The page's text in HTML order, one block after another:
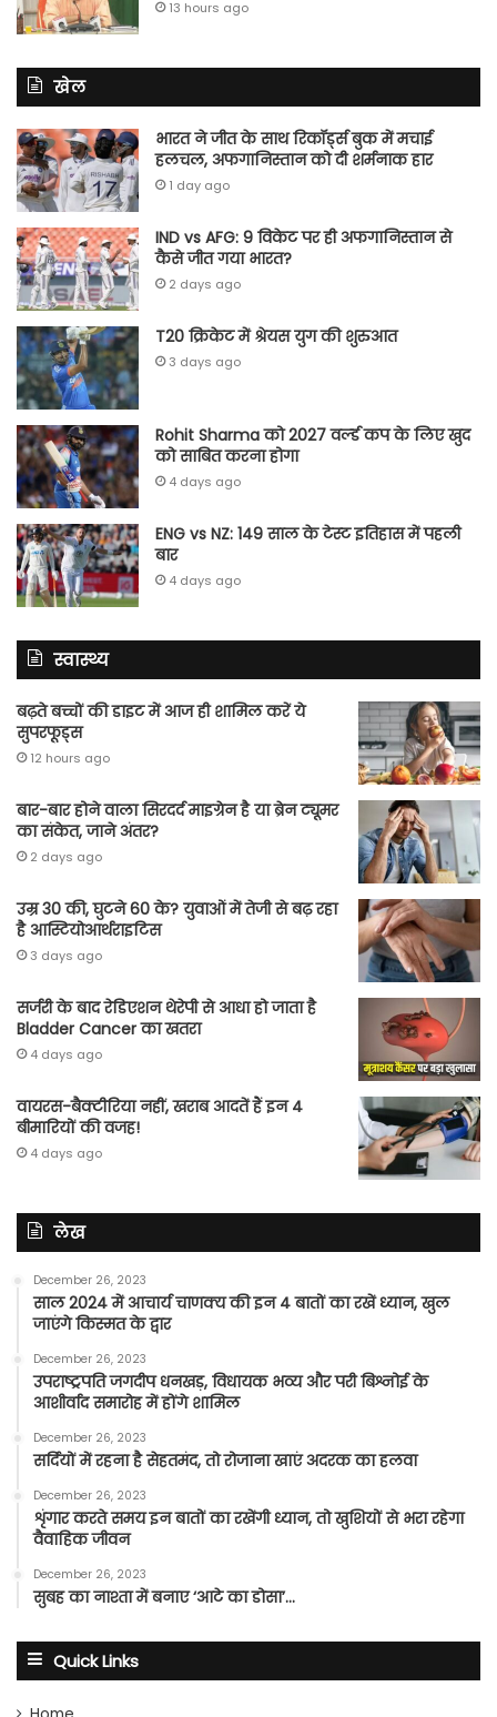
13 hours ago
खेल
भारत ने जीत के साथ रिकॉर्ड्स बुक में मचाई
हलचल, अफगानिस्तान को दी शर्मनाक हार
1 day ago
IND vs AFG: 9 विकेट पर ही अफगानिस्तान से
कैसे जीत गया भारत?
2 days ago
T20 क्रिकेट में श्रेयस युग की शुरुआत
3 days ago
Rohit Sharma को 2027 वर्ल्‍ड कप के लिए खुद
को साबित करना होगा
4 days ago
ENG vs NZ: 149 साल के टेस्‍ट इतिहास में पहली
बार
4 days ago
स्वास्थ्य
बढ़ते बच्चों की डाइट में आज ही शामिल करें ये
सुपरफूड्स
12 hours ago
बार-बार होने वाला सिरदर्द माइग्रेन है या ब्रेन ट्यूमर
का संकेत, जाने अंतर?
2 days ago
उम्र 30 की, घुटने 60 के? युवाओं में तेजी से बढ़ रहा
है आस्टियोआर्थराइटिस
3 days ago
सर्जरी के बाद रेडिएशन थेरेपी से आधा हो जाता है
Bladder Cancer का खतरा
4 days ago
वायरस-बैक्टीरिया नहीं, खराब आदतें हैं इन 4
बीमारियों की वजह!
4 days ago
लेख
December 26, 2023
साल 2024 में आचार्य चाणक्य की इन 4 बातों का रखें ध्यान, खुल
जाएंगे किस्मत के द्वार
December 26, 2023
उपराष्ट्रपति जगदीप धनखड़, विधायक भव्य और परी बिश्नोई के
आशीर्वाद समारोह में होंगे शामिल
December 26, 2023
सर्दियों में रहना है सेहतमंद, तो रोजाना खाएं अदरक का हलवा
December 26, 2023
शृंगार करते समय इन बातों का रखेंगी ध्यान, तो खुशियों से भरा रहेगा
वैवाहिक जीवन
December 26, 2023
सुबह का नाश्ता में बनाए ‘आटे का डोसा’…
Quick Links